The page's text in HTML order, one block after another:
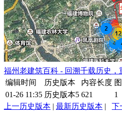
福州老建筑百科 - 回溯千载历史，
编辑时间
历史版本 内容长度
01-26 11:35 历史版本5 621 1
上一历史版本 | 最新历史版本 | 下